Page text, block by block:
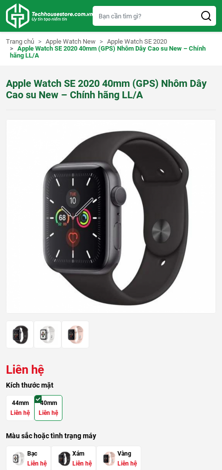
Trang chủ Apple Watch New
Apple Watch SE 2020
Apple Watch SE 2020 40mm (GPS) Nhôm Dây Cao su New – Chính
hãng LL/A
Apple Watch SE 2020 40mm (GPS) Nhôm Dây
Cao su New – Chính hãng LL/A
Liên hệ
Kích thước mặt
44mm
Liên hệ
40mm
Liên hệ
Màu sắc hoặc tình trạng máy
Bạc
Liên hệ
Xám
Liên hệ
Vàng
Liên hệ